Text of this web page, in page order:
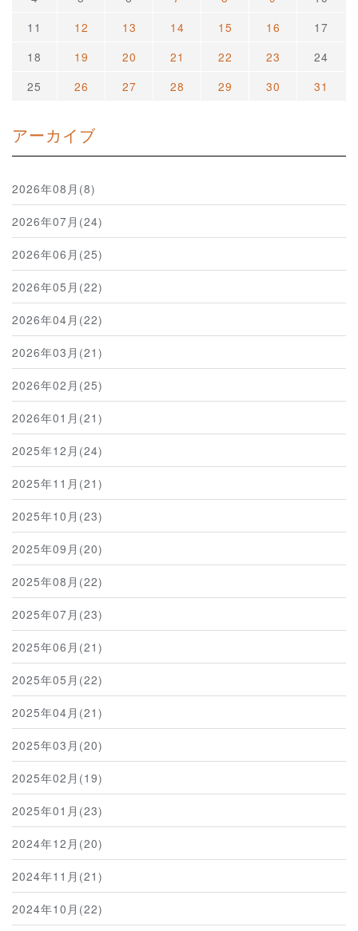
11
12 13 14 15 16
17
18
19 20 21 22 23
24
25
26 27 28 29 30 31
アーカイブ
2026年08月(8)
2026年07月(24)
2026年06月(25)
2026年05月(22)
2026年04月(22)
2026年03月(21)
2026年02月(25)
2026年01月(21)
2025年12月(24)
2025年11月(21)
2025年10月(23)
2025年09月(20)
2025年08月(22)
2025年07月(23)
2025年06月(21)
2025年05月(22)
2025年04月(21)
2025年03月(20)
2025年02月(19)
2025年01月(23)
2024年12月(20)
2024年11月(21)
2024年10月(22)